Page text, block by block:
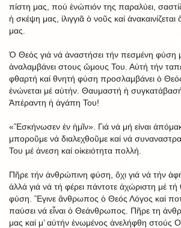
πίστη μας, πού ἐνώπιόν της παραλύει,
ἡ σκέψη μας, ἰλιγγιᾶ ὁ νοῦς καί
μας.
Ὁ Θεός γιά νά ἀναστήσει τήν πεσμένη φύση
ἀναλαμβάνει στους ὤμους Του. Αὐτή τήν
φθαρτή καί θνητή φύση προσλαμβάνει ὁ
ἑνώνεται μέ αὐτήν. Θαυμαστή ἡ
Ἀπέραντη ἡ ἀγάπη Του!
«Ἔσκήνωσεν ἐν ἡμῖν». Γιά νά μή εἰναι
μποροῦμε νά διαλεχθοῦμε καί νά
Του μέ ἀνεση καί οἰκειότητα πολλή.
Πῆρε τήν ἀνθρώπινη φύση, ὄχι γιά νά τήν
ἀλλά γιά νά τή φέρει πάντοτε ἀχώριστη μέ τή
φύση. Ἔγινε ἄνθρωπος ὁ Θεός Λόγος καί
παύσει νά εἶναι ὁ Θεάνθρωπος. Πῆρε τη
μας καί μ’ αὐτήν ἑνωμένος ἀνελήφθη στούς